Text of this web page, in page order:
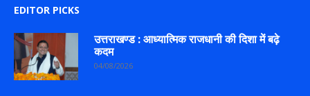
EDITOR PICKS
उत्तराखण्ड : आध्यात्मिक राजधानी की दिशा में बढ़े
कदम
04/08/2026